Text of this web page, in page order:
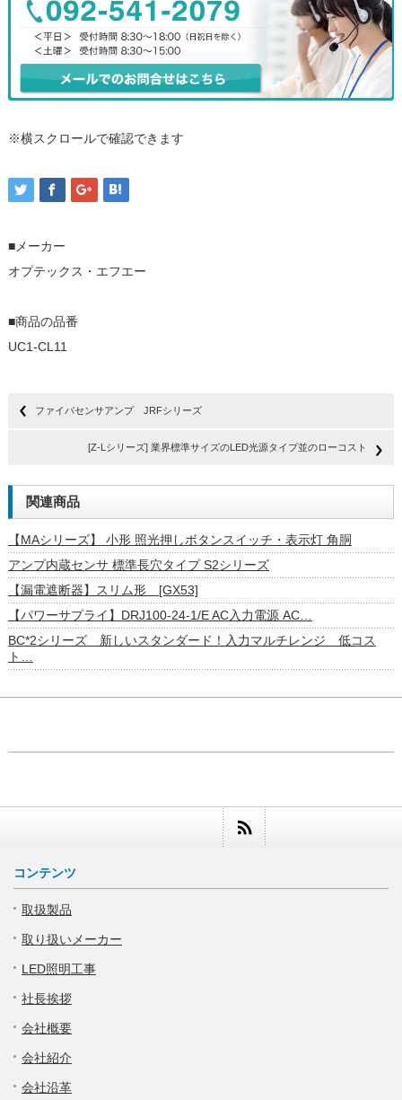
※横スクロールで確認できます
■メーカー
オプテックス・エフエー
■商品の品番
UC1-CL11
ファイバセンサアンプ JRFシリーズ
[Z-Lシリーズ] 業界標準サイズのLED光源タイプ並のローコスト
関連商品
【MAシリーズ】 小形 照光押しボタンスイッチ・表示灯 角胴
アンプ内蔵センサ 標準長穴タイプ S2シリーズ
【漏電遮断器】スリム形 [GX53]
【パワーサプライ】DRJ100-24-1/E AC入力電源 AC…
BC*2シリーズ 新しいスタンダード！入力マルチレンジ 低コス
ト…
コンテンツ
取扱製品
取り扱いメーカー
LED照明工事
社長挨拶
会社概要
会社紹介
会社沿革